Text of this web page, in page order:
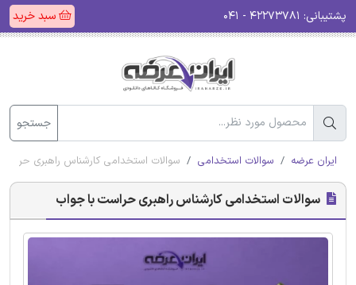
پشتیبانی: سبد خرید
جستجو
ایران عرضه سوالات استخدامی سوالات استخدامی کارشناس راهبری
سوالات استخدامی کارشناس راهبری حراست با جواب